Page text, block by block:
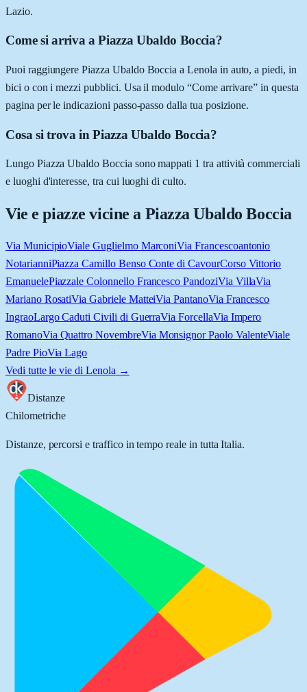
Lazio.
Come si arriva a Piazza Ubaldo Boccia?
Puoi raggiungere Piazza Ubaldo Boccia a Lenola in auto, a piedi, in
bici o con i mezzi pubblici. Usa il modulo “Come arrivare” in questa
pagina per le indicazioni passo-passo dalla tua posizione.
Cosa si trova in Piazza Ubaldo Boccia?
Lungo Piazza Ubaldo Boccia sono mappati 1 tra attività commerciali
e luoghi d'interesse, tra cui luoghi di culto.
Vie e piazze vicine a Piazza Ubaldo Boccia
Via MunicipioViale Guglielmo MarconiVia Francescoantonio
NotarianniPiazza Camillo Benso Conte di CavourCorso Vittorio
EmanuelePiazzale Colonnello Francesco PandoziVia VillaVia
Mariano RosatiVia Gabriele MatteiVia PantanoVia Francesco
IngraoLargo Caduti Civili di GuerraVia ForcellaVia Impero
RomanoVia Quattro NovembreVia Monsignor Paolo ValenteViale
Padre PioVia Lago
Vedi tutte le vie di Lenola →
Distanze
Chilometriche
Distanze, percorsi e traffico in tempo reale in tutta Italia.